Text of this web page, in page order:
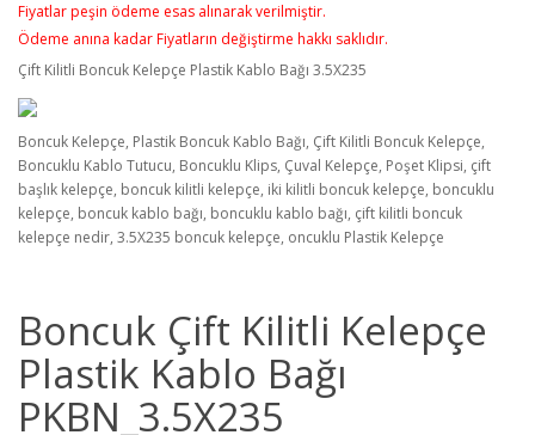
Fiyatlar peşin ödeme esas alınarak verilmiştir.
Ödeme anına kadar Fiyatların değiştirme hakkı saklıdır.
Çift Kilitli Boncuk Kelepçe Plastik Kablo Bağı 3.5X235
Boncuk Kelepçe, Plastik Boncuk Kablo Bağı, Çift Kilitli Boncuk Kelepçe,
Boncuklu Kablo Tutucu, Boncuklu Klips, Çuval Kelepçe, Poşet Klipsi, çift
başlık kelepçe, boncuk kilitli kelepçe, iki kilitli boncuk kelepçe, boncuklu
kelepçe, boncuk kablo bağı, boncuklu kablo bağı, çift kilitli boncuk
kelepçe nedir, 3.5X235 boncuk kelepçe, oncuklu Plastik Kelepçe
Boncuk Çift Kilitli Kelepçe
Plastik Kablo Bağı
PKBN_3.5X235